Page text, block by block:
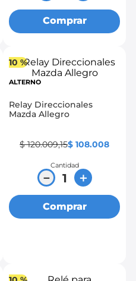
Comprar
10 %
ALTERNO
Relay Direccionales
Mazda Allegro
$ 120.009,15$ 108.008
Cantidad
＋
－
Comprar